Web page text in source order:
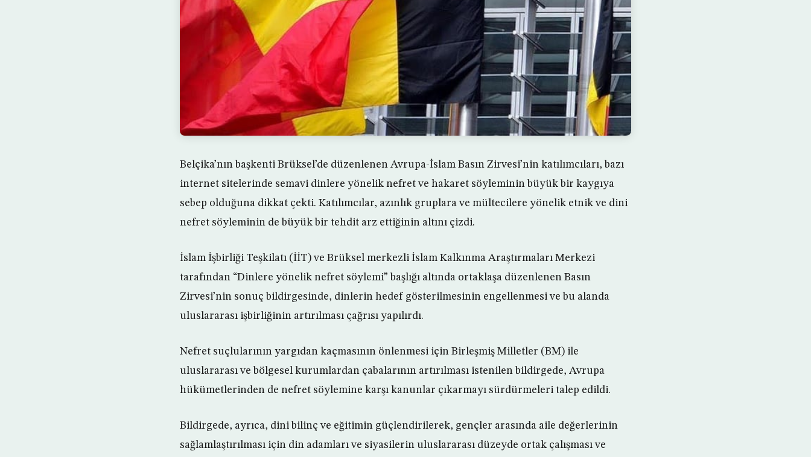
Belçika’nın başkenti Brüksel’de düzenlenen Avrupa-İslam Basın Zirvesi’nin katılımcıları, bazı
internet sitelerinde semavi dinlere yönelik nefret ve hakaret söyleminin büyük bir kaygıya
sebep olduğuna dikkat çekti. Katılımcılar, azınlık gruplara ve mültecilere yönelik etnik ve dini
nefret söyleminin de büyük bir tehdit arz ettiğinin altını çizdi.
İslam İşbirliği Teşkilatı (İİT) ve Brüksel merkezli İslam Kalkınma Araştırmaları Merkezi
tarafından “Dinlere yönelik nefret söylemi” başlığı altında ortaklaşa düzenlenen Basın
Zirvesi’nin sonuç bildirgesinde, dinlerin hedef gösterilmesinin engellenmesi ve bu alanda
uluslararası işbirliğinin artırılması çağrısı yapılırdı.
Nefret suçlularının yargıdan kaçmasının önlenmesi için Birleşmiş Milletler (BM) ile
uluslararası ve bölgesel kurumlardan çabalarının artırılması istenilen bildirgede, Avrupa
hükümetlerinden de nefret söylemine karşı kanunlar çıkarmayı sürdürmeleri talep edildi.
Bildirgede, ayrıca, dini bilinç ve eğitimin güçlendirilerek, gençler arasında aile değerlerinin
sağlamlaştırılması için din adamları ve siyasilerin uluslararası düzeyde ortak çalışması ve